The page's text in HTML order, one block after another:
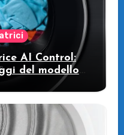
AI Control:
del modello